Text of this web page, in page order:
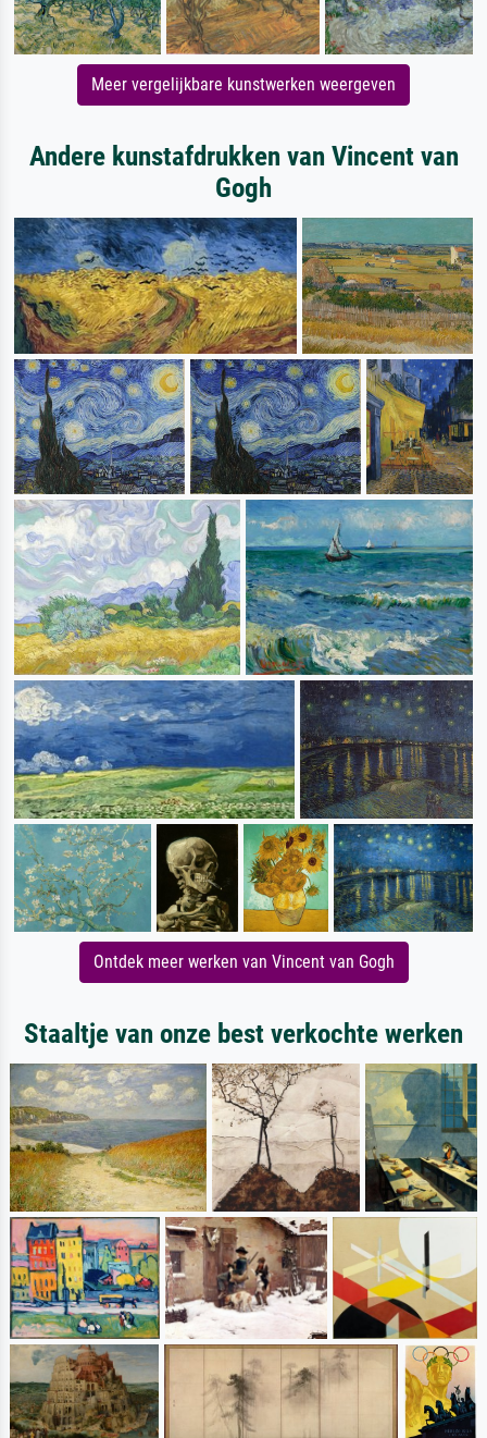
Meer vergelijkbare kunstwerken weergeven
Andere kunstafdrukken van Vincent van
Gogh
Ontdek meer werken van Vincent van Gogh
Staaltje van onze best verkochte werken